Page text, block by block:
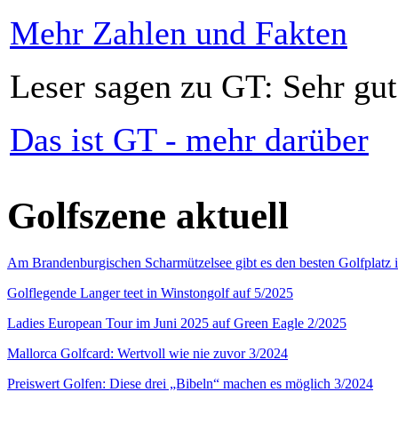
Mehr Zahlen und Fakten
Leser sagen zu GT: Sehr
Das ist GT - mehr darüber
Golfszene aktuell
Am Brandenburgischen Scharmützelsee gibt es den besten
Golflegende Langer teet in Winstongolf auf 5/2025
Ladies European Tour im Juni 2025 auf Green Eagle 2/2025
Mallorca Golfcard: Wertvoll wie nie zuvor 3/2024
Preiswert Golfen: Diese drei „Bibeln“ machen es möglich 3/2024